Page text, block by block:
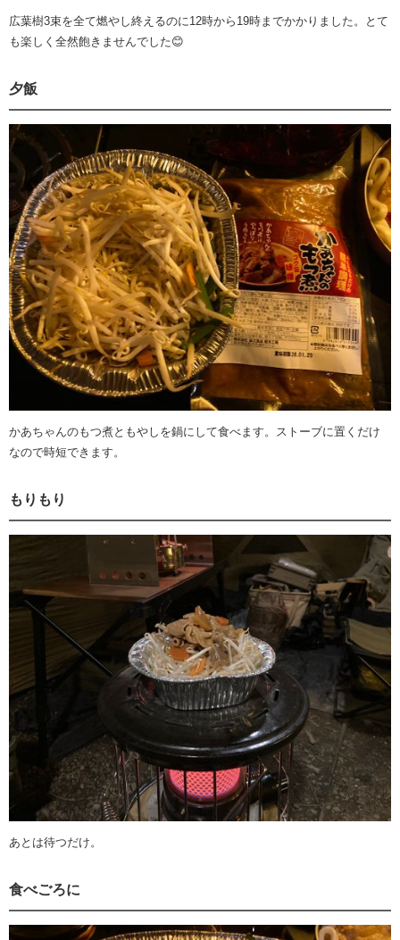
広葉樹3束を全て燃やし終えるのに12時から19時までかかりました。とて
も楽しく全然飽きませんでした😊
夕飯
かあちゃんのもつ煮ともやしを鍋にして食べます。ストーブに置くだけ
なので時短できます。
もりもり
あとは待つだけ。
食べごろに